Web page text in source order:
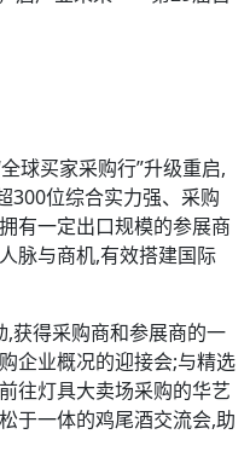
球买家采购行”升级重启,
300位综合实力强、采购
有一定出口规模的参展商
脉与商机,有效搭建国际
,获得采购商和参展商的一
企业概况的迎接会;与精选
往灯具大卖场采购的华艺
于一体的鸡尾酒交流会,助